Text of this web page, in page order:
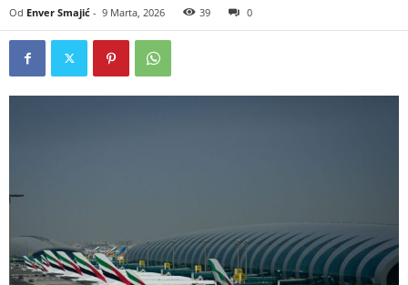
Od Enver Smajić - 9 Marta, 2026 39 0